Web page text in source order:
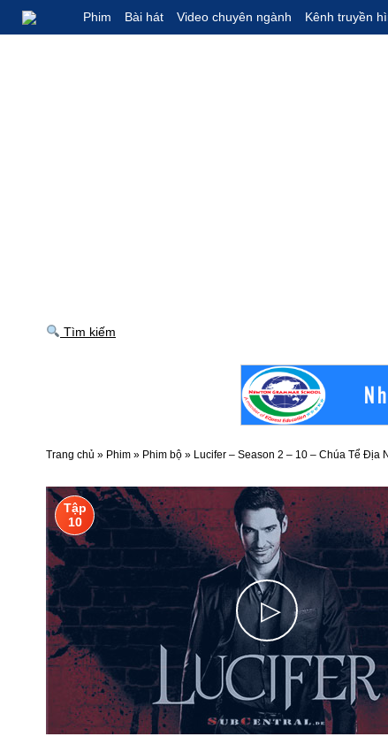
Phim Bài hát Video chuyên ngành Kênh truyền
Tìm kiếm
Trang chủ » Phim » Phim bộ » Lucifer – Season 2 – 10 – Chúa Tể Địa
▷
Tập
10